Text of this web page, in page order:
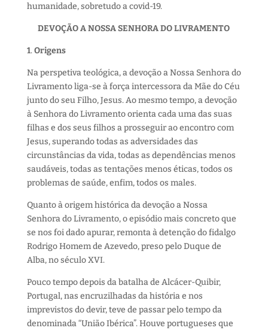
humanidade, sobretudo a covid-19.
DEVOÇÃO A NOSSA SENHORA DO LIVRAMENTO
1.Origens
Na perspetiva teológica, a devoção a Nossa Senhora do
Livramento liga-se à força intercessora da Mãe do Céu
junto do seu Filho, Jesus. Ao mesmo tempo, a devoção
à Senhora do Livramento orienta cada uma das suas
filhas e dos seus filhos a prosseguir ao encontro com
Jesus, superando todas as adversidades das
circunstâncias da vida, todas as dependências menos
saudáveis, todas as tentações menos éticas, todos os
problemas de saúde, enfim, todos os males.
Quanto à origem histórica da devoção a Nossa
Senhora do Livramento, o episódio mais concreto que
se nos foi dado apurar, remonta à detenção do fidalgo
Rodrigo Homem de Azevedo, preso pelo Duque de
Alba, no século XVI.
Pouco tempo depois da batalha de Alcácer-Quibir,
Portugal, nas encruzilhadas da história e nos
imprevistos do devir, teve de passar pelo tempo da
denominada “União Ibérica”. Houve portugueses que